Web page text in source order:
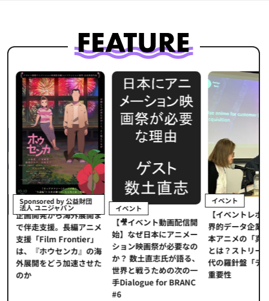
Sponsored by 公益財団
法人 ユニジャパン
企画開発から海外展開ま
で伴走支援。長編アニメ
支援「Film Frontier」
は、『ホウセンカ』の海
外展開をどう加速させた
のか
イベント
【🎥イベント動画配信開
始】なぜ日本にアニメー
ション映画祭が必要なの
か？ 数土直志氏が語る、
世界と戦うための次の一
手Dialogue for BRANC
#6
イベント
【イベントレポ
界的データ企業
本アニメの「真
とは？ストリー
代の羅針盤「デ
重要性